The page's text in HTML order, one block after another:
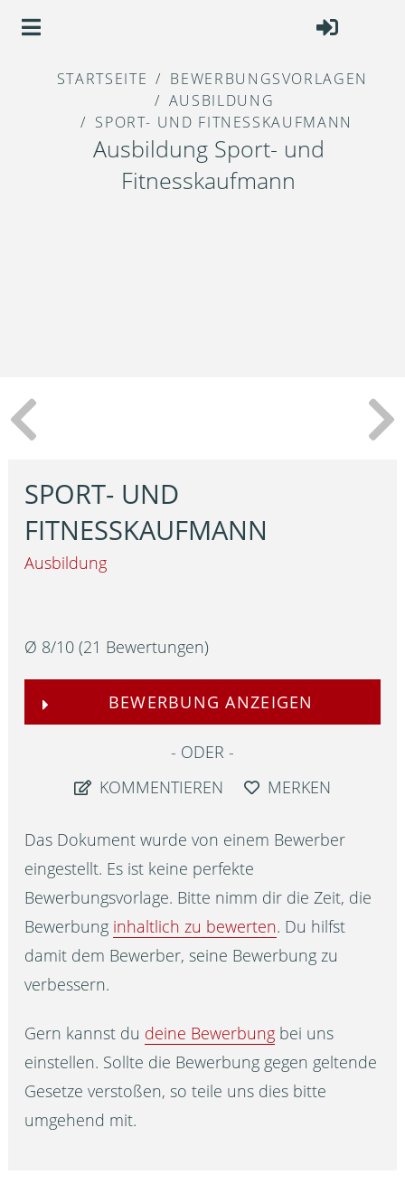
STARTSEITE
BEWERBUNGSVORLAGEN
AUSBILDUNG
SPORT- UND FITNESSKAUFMANN
Ausbildung Sport- und
Fitnesskaufmann
SPORT- UND
FITNESSKAUFMANN
Ausbildung
Ø 8/10 (21 Bewertungen)
BEWERBUNG ANZEIGEN
ODER
KOMMENTIEREN
MERKEN
Das Dokument wurde von einem Bewerber
eingestellt. Es ist keine perfekte
Bewerbungsvorlage. Bitte nimm dir die Zeit, die
Bewerbung inhaltlich zu bewerten. Du hilfst
damit dem Bewerber, seine Bewerbung zu
verbessern.
Gern kannst du deine Bewerbung bei uns
einstellen. Sollte die Bewerbung gegen geltende
Gesetze verstoßen, so teile uns dies bitte
umgehend mit.